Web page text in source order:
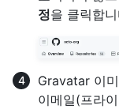
정을 클릭합
Gravatar 이
이메일(프라